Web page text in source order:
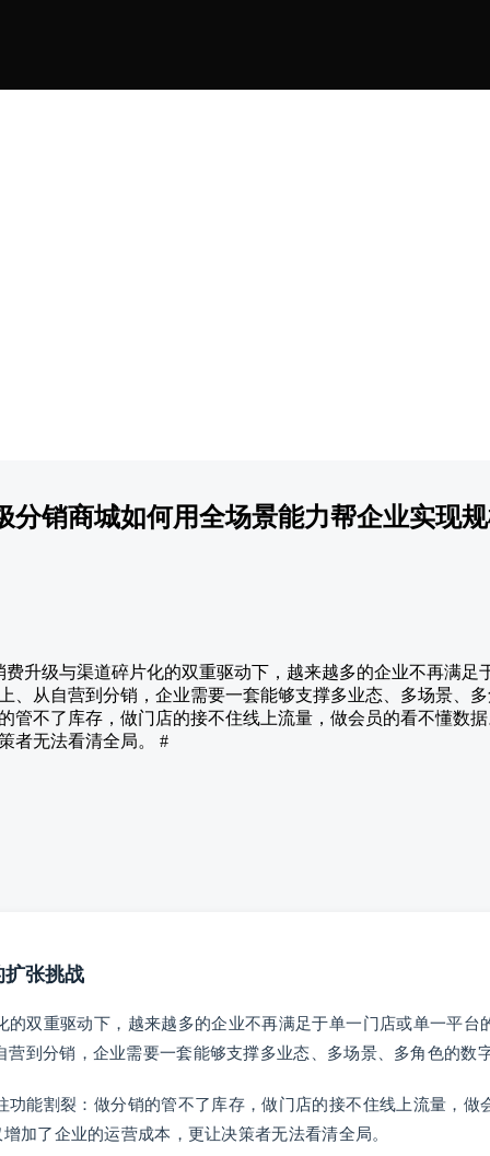
分销商城如何用全场景能力帮企业实现
升级与渠道碎片化的双重驱动下，越来越多的企业不再满足
、从自营到分销，企业需要一套能够支撑多业态、多场景、
管不了库存，做门店的接不住线上流量，做会员的看不懂数
者无法看清全局。 #
扩张挑战
的双重驱动下，越来越多的企业不再满足于单一门店或单一平台
营到分销，企业需要一套能够支撑多业态、多场景、多角色的数
功能割裂：做分销的管不了库存，做门店的接不住线上流量，做
加了企业的运营成本，更让决策者无法看清全局。